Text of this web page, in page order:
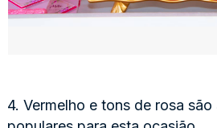
4. Vermelho e tons de rosa